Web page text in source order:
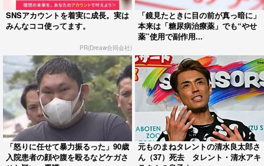
SNSアカウントを着実に成長。実は
みんなココ使ってます。
PR(Dreaw合同会社)
「鏡見たときに目の前が真っ暗に」
本来は「糖尿病治療薬」でも“やせ
薬”使用で副作用...
「怒りに任せて暴力振るった」90歳
入院患者の顔や腹を殴るなどケガさ
元ものまねタレントの清水良太郎さ
ん（37）死去 タレント・清水アキ